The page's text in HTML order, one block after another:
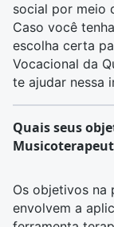
social por meio
Caso você
escolha certa
Vocacional da
te ajudar nessa
Quais seus
Os objetivos na
envolvem a